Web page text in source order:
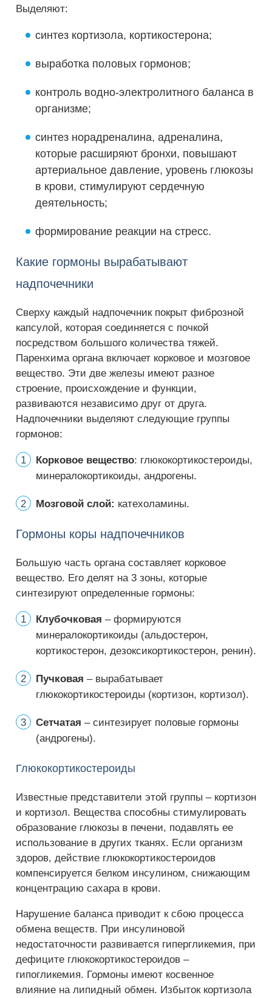
Выделяют:
синтез кортизола, кортикостерона;
выработка половых гормонов;
контроль водно-электролитного баланса в
организме;
синтез норадреналина, адреналина,
которые расширяют бронхи, повышают
артериальное давление, уровень глюкозы
в крови, стимулируют сердечную
деятельность;
формирование реакции на стресс.
Какие гормоны вырабатывают
надпочечники
Сверху каждый надпочечник покрыт фиброзной
капсулой, которая соединяется с почкой
посредством большого количества тяжей.
Паренхима органа включает корковое и мозговое
вещество. Эти две железы имеют разное
строение, происхождение и функции,
развиваются независимо друг от друга.
Надпочечники выделяют следующие группы
гормонов:
Корковое вещество: глюкокортикостероиды,
минералокортикоиды, андрогены.
Мозговой слой: катехоламины.
Гормоны коры надпочечников
Большую часть органа составляет корковое
вещество. Его делят на 3 зоны, которые
синтезируют определенные гормоны:
Клубочковая – формируются
минералокортикоиды (альдостерон,
кортикостерон, дезоксикортикостерон, ренин).
Пучковая – вырабатывает
глюкокортикостероиды (кортизон, кортизол).
Сетчатая – синтезирует половые гормоны
(андрогены).
Глюкокортикостероиды
Известные представители этой группы – кортизон
и кортизол. Вещества способны стимулировать
образование глюкозы в печени, подавлять ее
использование в других тканях. Если организм
здоров, действие глюкокортикостероидов
компенсируется белком инсулином, снижающим
концентрацию сахара в крови.
Нарушение баланса приводит к сбою процесса
обмена веществ. При инсулиновой
недостаточности развивается гипергликемия, при
дефиците глюкокортикостероидов –
гипогликемия. Гормоны имеют косвенное
влияние на липидный обмен. Избыток кортизола